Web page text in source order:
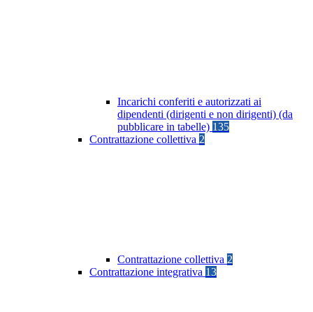
Incarichi conferiti e autorizzati ai
dipendenti (dirigenti e non dirigenti) (da
pubblicare in tabelle) 135
Contrattazione collettiva 2
Contrattazione collettiva 2
Contrattazione integrativa 13